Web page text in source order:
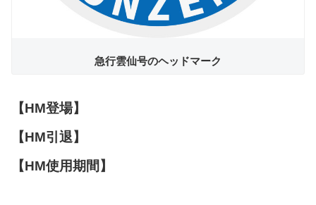
急行雲仙号のヘッドマーク
【HM登場】
【HM引退】
【HM使用期間】